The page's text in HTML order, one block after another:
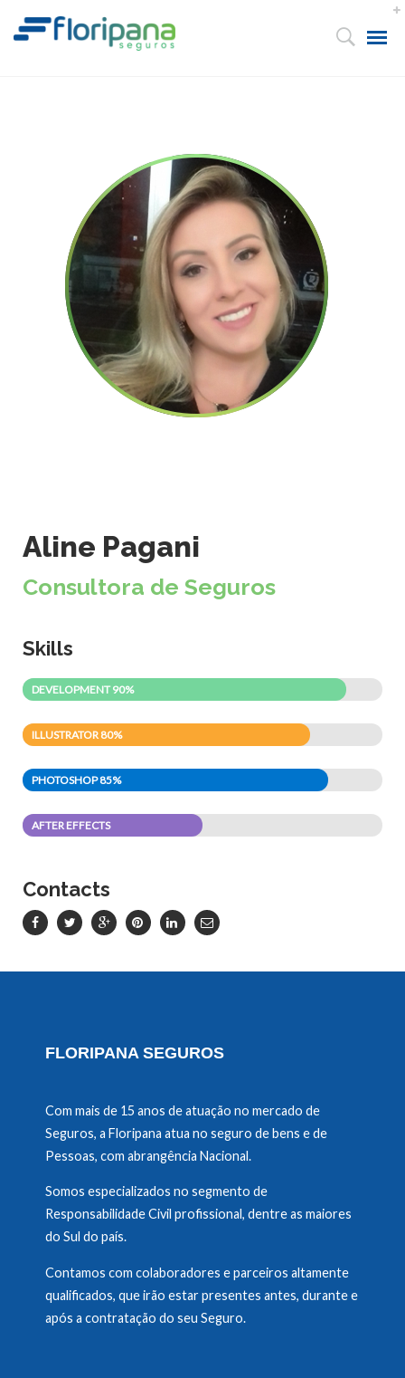
Aline Pagani
Consultora de Seguros
Skills
DEVELOPMENT90%
ILLUSTRATOR80%
PHOTOSHOP85%
AFTER EFFECTS
Contacts
FLORIPANA SEGUROS
Com mais de 15 anos de atuação no mercado de
Seguros, a Floripana atua no seguro de bens e de
Pessoas, com abrangência Nacional.
Somos especializados no segmento de
Responsabilidade Civil profissional, dentre as maiores
do Sul do país.
Contamos com colaboradores e parceiros altamente
qualificados, que irão estar presentes antes, durante e
após a contratação do seu Seguro.